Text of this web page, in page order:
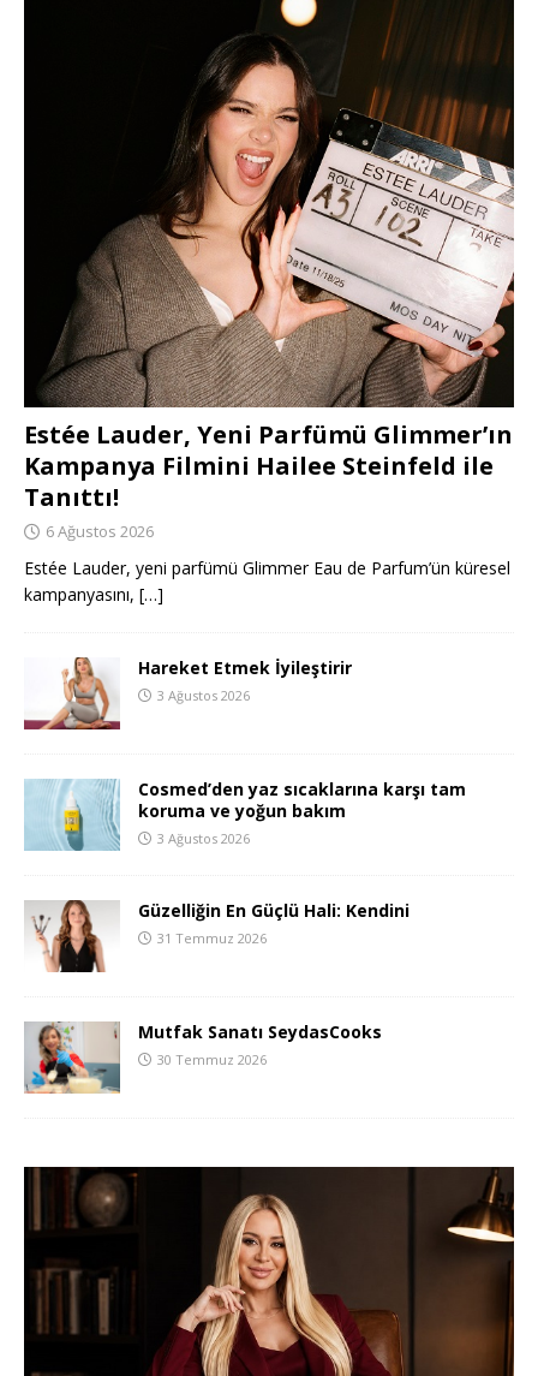
Estée Lauder, Yeni Parfümü Glimmer’ın
Kampanya Filmini Hailee Steinfeld ile
Tanıttı!
6 Ağustos 2026
Estée Lauder, yeni parfümü Glimmer Eau de Parfum’ün küresel
kampanyasını, […]
Hareket Etmek İyileştirir
3 Ağustos 2026
Cosmed’den yaz sıcaklarına karşı tam
koruma ve yoğun bakım
3 Ağustos 2026
Güzelliğin En Güçlü Hali: Kendini
31 Temmuz 2026
Mutfak Sanatı SeydasCooks
30 Temmuz 2026